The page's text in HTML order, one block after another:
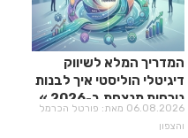
המדריך המלא לשיווק
דיגיטלי הוליסטי איך לבנות
נוכחות מנצחת ב-2026
06.08.2026 מאת: פורטל הכרמל
והצפון